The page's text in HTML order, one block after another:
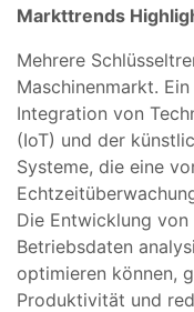
Markttrends
Mehrere
Maschinenmarkt.
Integration von
(IoT) und der
Systeme, die eine
Die Entwicklung
Betriebsdaten
optimieren können,
Produktivität und